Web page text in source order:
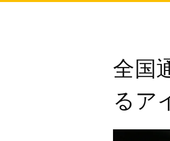
全国
るア